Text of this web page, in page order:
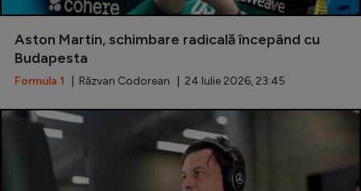
Aston Martin, schimbare radicală începând cu
Budapesta
Formula 1 | Răzvan Codorean | 24 Iulie 2026, 23:45